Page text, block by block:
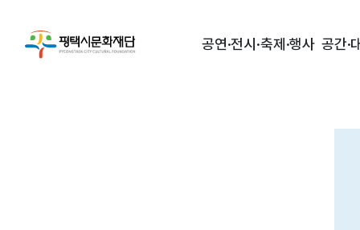
공연·전시·축제·행사 공간·